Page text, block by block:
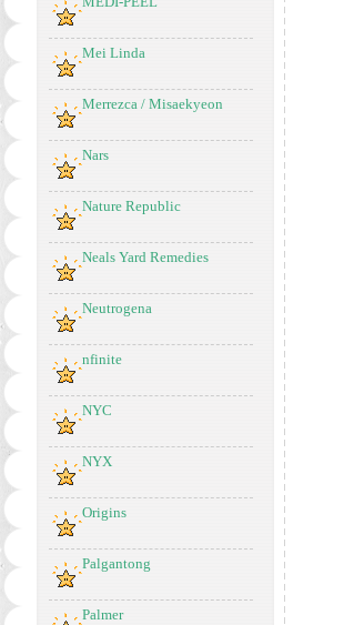
Mei Linda
Merrezca / Misaekyeon
Nars
Nature Republic
Neals Yard Remedies
Neutrogena
nfinite
NYC
NYX
Origins
Palgantong
Palmer